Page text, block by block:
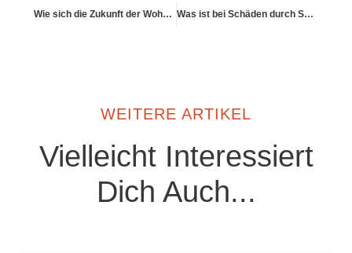
Wie sich die Zukunft der Wohngebäudeversicherung verändert Was ist bei Schäden durch Schneelast zu beachten
WEITERE ARTIKEL
Vielleicht Interessiert
Dich Auch...